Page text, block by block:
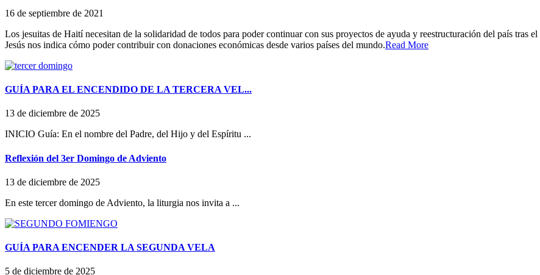
16 de septiembre de 2021
Los jesuitas de Haití necesitan de la solidaridad de todos para poder continuar con sus proyectos de ayuda y reestructuración del país tras
Jesús nos indica cómo poder contribuir con donaciones económicas desde varios países del mundo.Read More
GUÍA PARA EL ENCENDIDO DE LA TERCERA VEL...
13 de diciembre de 2025
INICIO Guía: En el nombre del Padre, del Hijo y del Espíritu ...
Reflexión del 3er Domingo de Adviento
13 de diciembre de 2025
En este tercer domingo de Adviento, la liturgia nos invita a ...
GUÍA PARA ENCENDER LA SEGUNDA VELA
5 de diciembre de 2025